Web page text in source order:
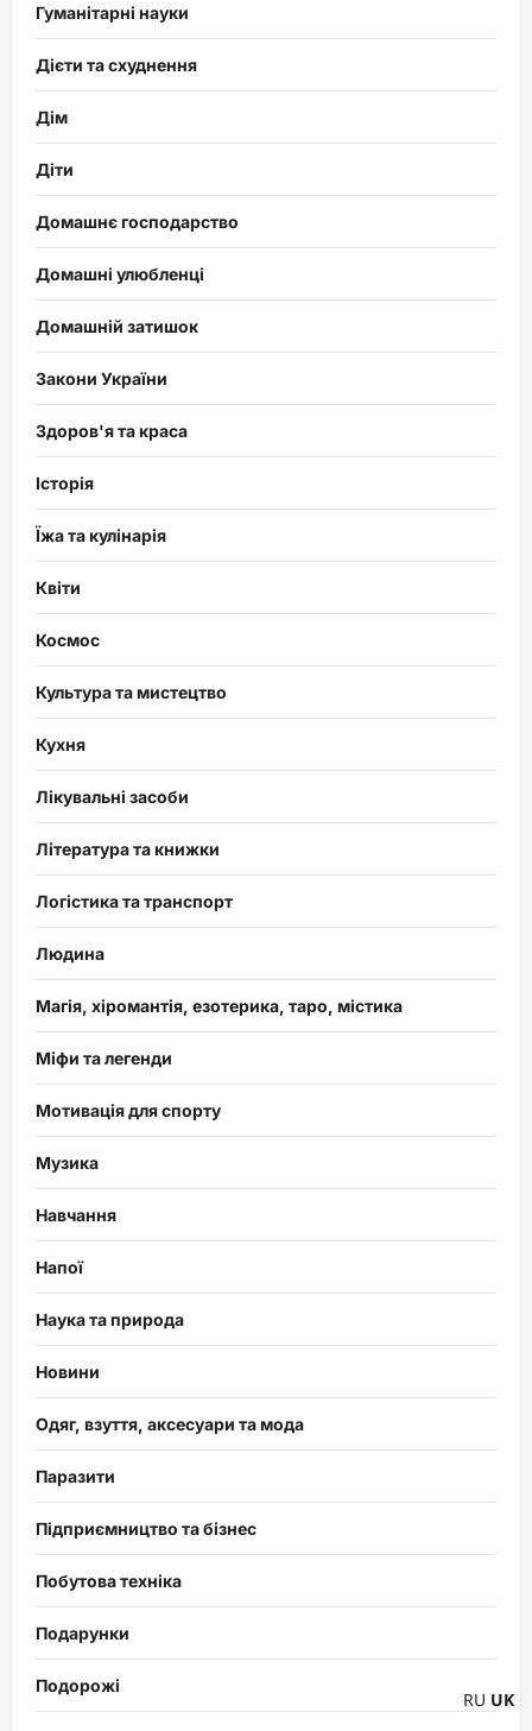
Гуманітарні науки
Дієти та схуднення
Дім
Діти
Домашнє господарство
Домашні улюбленці
Домашній затишок
Закони України
Здоров'я та краса
Історія
Їжа та кулінарія
Квіти
Космос
Культура та мистецтво
Кухня
Лікувальні засоби
Література та книжки
Логістика та транспорт
Людина
Магія, хіромантія, езотерика, таро, містика
Міфи та легенди
Мотивація для спорту
Музика
Навчання
Напої
Наука та природа
Новини
Одяг, взуття, аксесуари та мода
Паразити
Підприємництво та бізнес
Побутова техніка
Подарунки
Подорожі
RU UK